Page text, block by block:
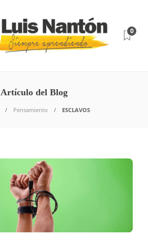
0
Artículo del Blog
Pensamiento ESCLAVOS